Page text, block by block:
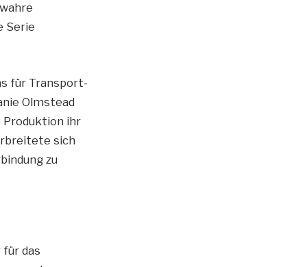
Serie
für Transport-
Olmstead
Produktion ihr
sich
zu
das